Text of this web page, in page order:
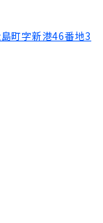
町字新港46番地3